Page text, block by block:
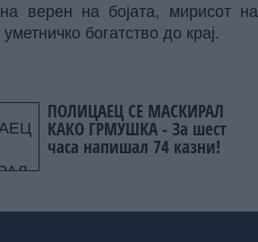
верен на бојата, мирисот на
богатство до крај.
ПОЛИЦАЕЦ СЕ МАСКИРАЛ
КАКО ГРМУШКА - За шест
часа напишал 74 казни!